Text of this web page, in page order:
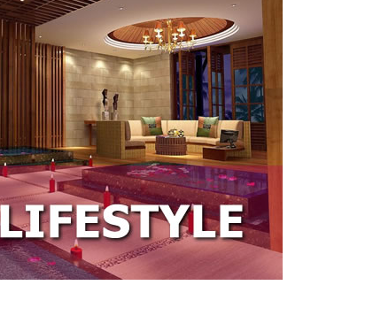
Mašina za pranje i sušenje veša:
kada je praktično rešenje, a kada
treba biti oprezan
Kupovina stana na kredit -
Stvarni i skriveni troškovi
dugoročne obaveze
Zašto je telehendler važan na
savremenim gradilištima